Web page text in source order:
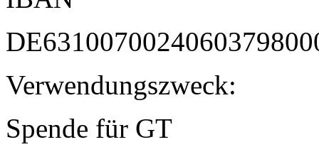
Verwendungszweck:
Spende für GT